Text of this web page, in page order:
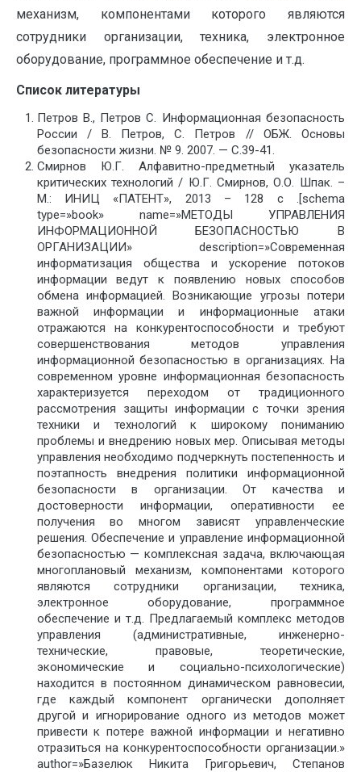
механизм, компонентами которого являются
сотрудники организации, техника, электронное
оборудование, программное обеспечение и т.д.
Список литературы
Петров В., Петров С. Информационная безопасность
России / В. Петров, С. Петров // ОБЖ. Основы
безопасности жизни. № 9. 2007. — С.39-41.
Смирнов Ю.Г. Алфавитно-предметный указатель
критических технологий / Ю.Г. Смирнов, О.О. Шпак. –
М.: ИНИЦ «ПАТЕНТ», 2013 – 128 с .[schema
type=»book» name=»МЕТОДЫ УПРАВЛЕНИЯ
ИНФОРМАЦИОННОЙ БЕЗОПАСНОСТЬЮ В
ОРГАНИЗАЦИИ» description=»Современная
информатизация общества и ускорение потоков
информации ведут к появлению новых способов
обмена информацией. Возникающие угрозы потери
важной информации и информационные атаки
отражаются на конкурентоспособности и требуют
совершенствования методов управления
информационной безопасностью в организациях. На
современном уровне информационная безопасность
характеризуется переходом от традиционного
рассмотрения защиты информации с точки зрения
техники и технологий к широкому пониманию
проблемы и внедрению новых мер. Описывая методы
управления необходимо подчеркнуть постепенность и
поэтапность внедрения политики информационной
безопасности в организации. От качества и
достоверности информации, оперативности ее
получения во многом зависят управленческие
решения. Обеспечение и управление информационной
безопасностью — комплексная задача, включающая
многоплановый механизм, компонентами которого
являются сотрудники организации, техника,
электронное оборудование, программное
обеспечение и т.д. Предлагаемый комплекс методов
управления (административные, инженерно-
технические, правовые, теоретические,
экономические и социально-психологические)
находится в постоянном динамическом равновесии,
где каждый компонент органически дополняет
другой и игнорирование одного из методов может
привести к потере важной информации и негативно
отразиться на конкурентоспособности организации.»
author=»Базелюк Никита Григорьевич, Степанов